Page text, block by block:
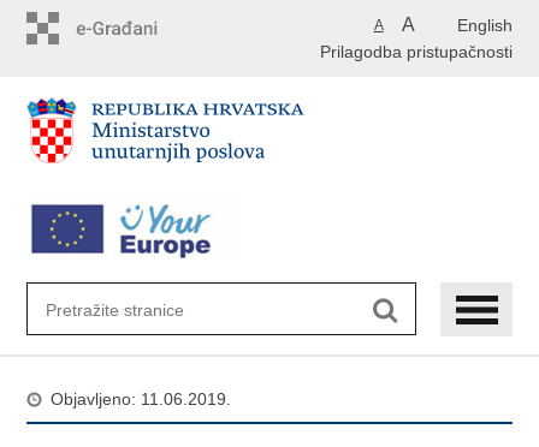
English
A A
Prilagodba pristupačnosti
Objavljeno: 11.06.2019.